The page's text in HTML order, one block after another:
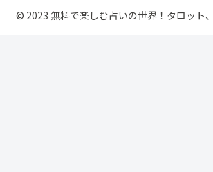
© 2023 無料で楽しむ占いの世界！タロット